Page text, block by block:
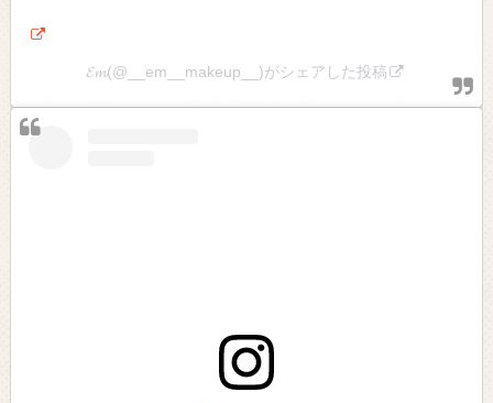
𝓔𝓶(@__em__makeup__)がシェアした投稿